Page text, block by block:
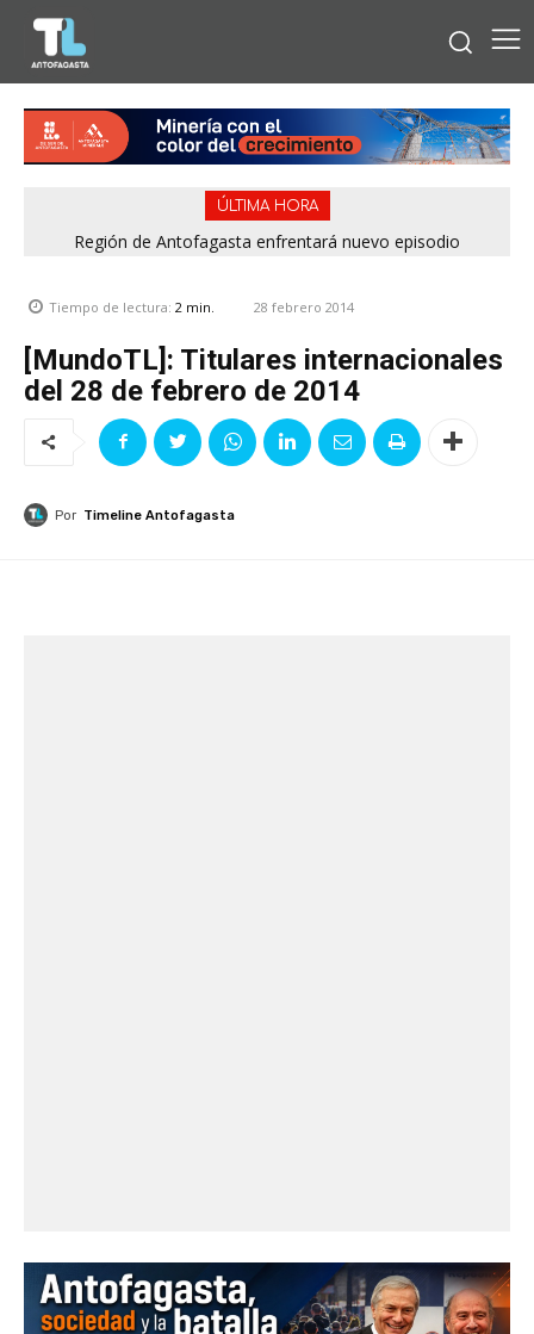
ÚLTIMA HORA
Región de Antofagasta enfrentará nuevo episodio
Bipay explica: Así funciona el pago con tarjetas bancarias en
Tiempo de lectura: 2 min. 28 febrero 2014
[MundoTL]: Titulares internacionales
del 28 de febrero de 2014
Por Timeline Antofagasta